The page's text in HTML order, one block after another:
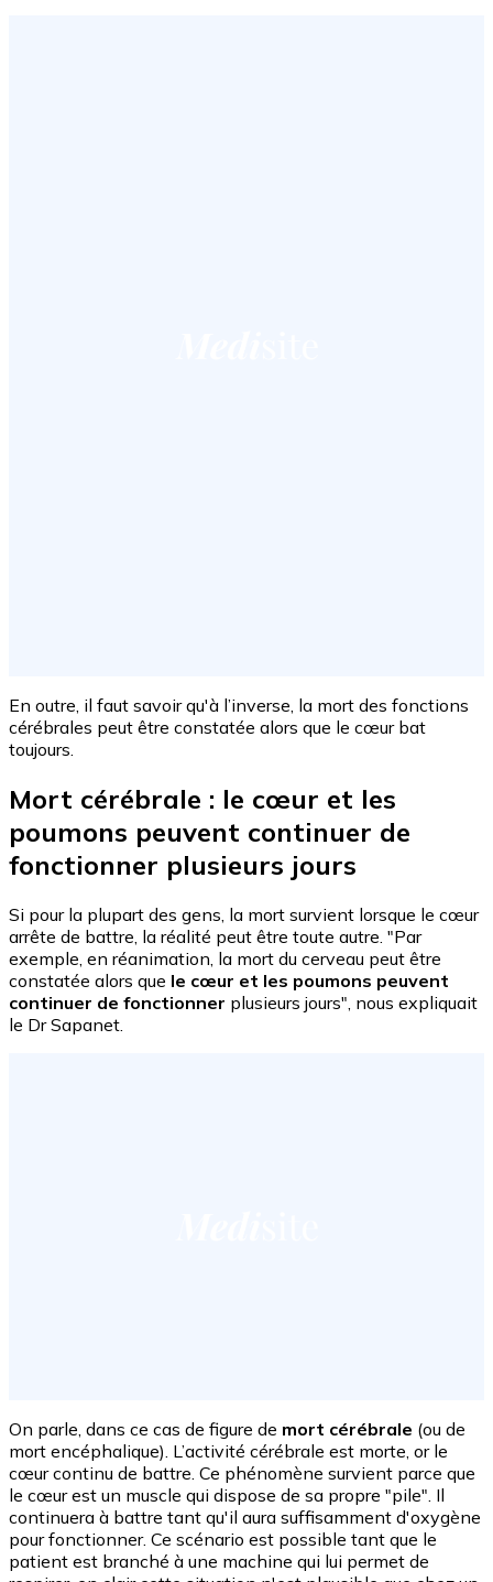
En outre, il faut savoir qu'à l’inverse, la mort des fonctions
cérébrales peut être constatée alors que le cœur bat
toujours.
Mort cérébrale : le cœur et les
poumons peuvent continuer de
fonctionner plusieurs jours
Si pour la plupart des gens, la mort survient lorsque le cœur
arrête de battre, la réalité peut être toute autre. "Par
exemple, en réanimation, la mort du cerveau peut être
constatée alors que le cœur et les poumons peuvent
continuer de fonctionner plusieurs jours", nous expliquait
le Dr Sapanet.
On parle, dans ce cas de figure de mort cérébrale (ou de
mort encéphalique). L’activité cérébrale est morte, or le
cœur continu de battre. Ce phénomène survient parce que
le cœur est un muscle qui dispose de sa propre "pile". Il
continuera à battre tant qu'il aura suffisamment d'oxygène
pour fonctionner. Ce scénario est possible tant que le
patient est branché à une machine qui lui permet de